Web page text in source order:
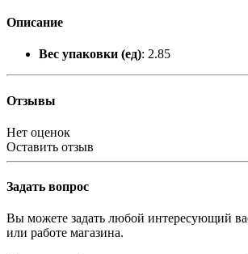
Описание
Вес упаковки (ед): 2.85
Отзывы
Нет оценок
Оставить отзыв
Задать вопрос
Вы можете задать любой интересующий
или работе магазина.